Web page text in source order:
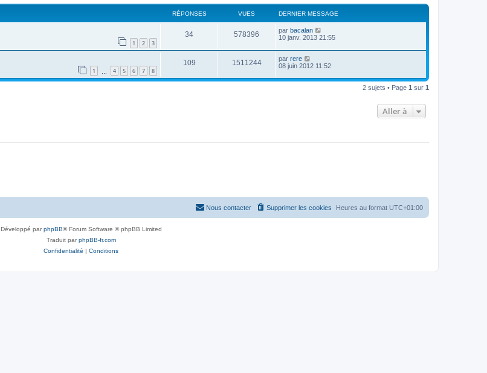
RÉPONSES VUES DERNIER MESSAGE
1 2 3
34 578396 par bacalan
10 janv. 2013 21:55
1 4 5 6 7 8
109 1511244 par rere
08 juin 2012 11:52
2 sujets • Page 1 sur 1
Aller à
Heures au format UTC+01:00
Supprimer les cookies
Nous contacter
Développé parphpBB® Forum Software © phpBB Limited
Traduit parphpBB-fr.com
Confidentialité | Conditions